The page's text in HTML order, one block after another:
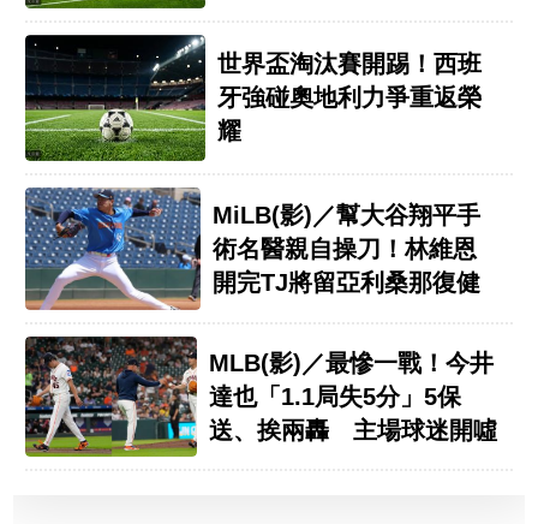
世界盃淘汰賽開踢！西班
牙強碰奧地利力爭重返榮
耀
MiLB(影)／幫大谷翔平手
術名醫親自操刀！林維恩
開完TJ將留亞利桑那復健
MLB(影)／最慘一戰！今井
達也「1.1局失5分」5保
送、挨兩轟 主場球迷開噓